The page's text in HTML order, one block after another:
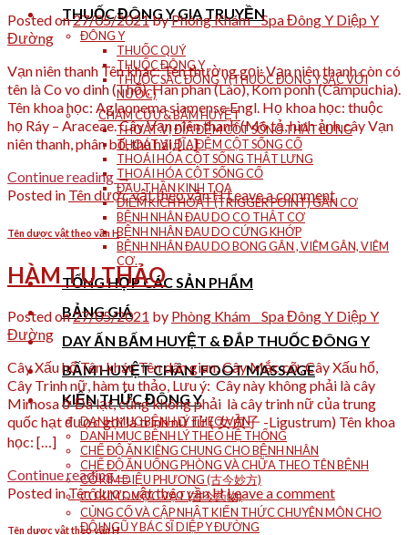
THUỐC ĐÔNG Y GIA TRUYỀN
ĐÔNG Y
THUỐC QUÝ
THUỐC ĐÔNG Y
THUỐC SẮC ĐÔNG Y(THUỐC ĐÔNG Y SẮC VỚI
NƯỚC)
CHÂM CỨU & BẤM HUYỆT
THOÁT VỊ ĐĨA ĐỆM CỘT SỐNG THẮT LƯNG
THOÁT VỊ ĐĨA ĐỆM CỘT SỐNG CỔ
THOÁI HÓA CỘT SỐNG THẮT LƯNG
THOÁI HÓA CỘT SỐNG CỔ
ĐAU THẦN KINH TỌA
ĐIỂM KÍCH HOẠT (TRIGGER POINT) GÂN CƠ
BỆNH NHÂN ĐAU DO CO THẮT CƠ
BỆNH NHÂN ĐAU DO CỨNG KHỚP
BỆNH NHÂN ĐAU DO BONG GÂN , VIÊM GÂN, VIÊM
CƠ.
TỔNG HỢP CÁC SẢN PHẨM
BẢNG GIÁ
DAY ẤN BẤM HUYỆT & ĐẮP THUỐC ĐÔNG Y
BẤM HUYỆT CHÂN_FOOT MASSAGE
KIẾN THỨC ĐÔNG Y
DANH MỤC BỆNH LÝ THEO VẦN
DANH MỤC BỆNH LÝ THEO HỆ THỐNG
CHẾ ĐỘ ĂN KIÊNG CHUNG CHO BỆNH NHÂN
CHẾ ĐỘ ĂN UỐNG PHÒNG VÀ CHỮA THEO TÊN BỆNH
CỔ KIM DIỆU PHƯƠNG (古今妙方)
CỔ KIM DƯỢC VẬT (古今药物)
CỦNG CỐ VÀ CẬP NHẬT KIẾN THỨC CHUYÊN MÔN CHO
ĐỘI NGŨ Y BÁC SĨ DIỆP Y ĐƯỜNG
Posted on27/05/2021byPhòng Khám _ Spa Đông Y Diệp Y
Đường
Vạn niên thanh Tên khác: Tên thường gọi: Vạn niên thanh còn có
tên là Co vo dinh (Thổ), Han phan (Lào), Kom ponh (Cămpuchia).
Tên khoa học: Aglaonema siamense Engl. Họ khoa học: thuộc
họ Ráy – Araceae. Cây Vạn niên thanh (Mô tả, hình ảnh cây Vạn
niên thanh, phân bố, thu hái, […]
Continue reading→
Posted in Tên dược vật theo vần HLeave a comment
Tên dược vật theo vần H
HÀM TU THẢO
Posted on27/05/2021 by Phòng Khám _ Spa Đông Y Diệp Y
Đường
Cây Xấu hổ Tên khác Tên dân gian: Cây Mắc cỡ, Cây Xấu hổ,
Cây Trinh nữ, hàm tu thảo, Lưu ý: Cây này không phải là cây
Mimosa ở Đà lạt, cũng không phải là cây trinh nữ của trung
quốc hạt được gọi là trinh nữ tử ( 女贞子 -Ligustrum) Tên khoa
học: […]
Continue reading→
Posted inTên dược vật theo vần HLeave a comment
Tên dược vật theo vần H